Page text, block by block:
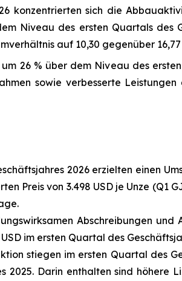
konzentrierten sich die
Niveau des ersten Quartals des
auf 10,30 gegenüber
26 % über dem Niveau des
sowie verbesserte
2026 erzielten einen
Preis von 3.498 USD je Unze (Q1
Abschreibungen
im ersten Quartal des
stiegen im ersten Quartal des
2025. Darin enthalten sind